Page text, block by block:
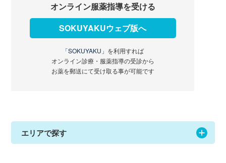
オンライン服薬指導を受ける
SOKUYAKUウェブ版へ
「SOKUYAKU」 を利用すれば
オンライン診療・服薬指導の受診から
お薬を郵送にて受け取る事が可能です
エリアで探す